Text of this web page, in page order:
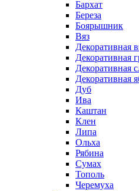
Бархат
Береза
Боярышник
Вяз
Декоративная
Декоративная
Декоративная
Декоративная
Дуб
Ива
Каштан
Клен
Липа
Ольха
Рябина
Сумах
Тополь
Черемуха